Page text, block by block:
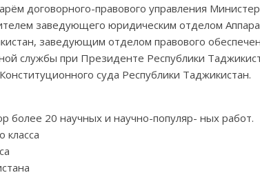
договорного-правового управления
заведующего юридическим отделом
заведующим отделом правового
службы при Президенте Республики
суда Республики Таджикистан.
более 20 научных и научно-популяр- ных работ.
класса